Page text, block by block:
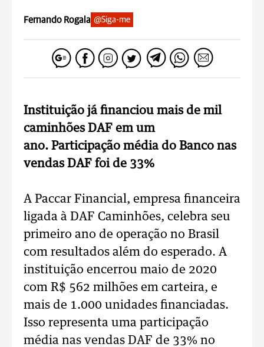
Fernando Rogala @Siga-me
Instituição já financiou mais de mil
caminhões DAF em um
ano. Participação média do Banco nas
vendas DAF foi de 33%
A Paccar Financial, empresa financeira
ligada à DAF Caminhões, celebra seu
primeiro ano de operação no Brasil
com resultados além do esperado. A
instituição encerrou maio de 2020
com R$ 562 milhões em carteira, e
mais de 1.000 unidades financiadas.
Isso representa uma participação
média nas vendas DAF de 33% no